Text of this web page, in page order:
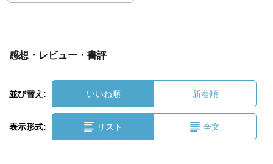
感想・レビュー・書評
並び替え: いいね順 新着順
表示形式: リスト 全文